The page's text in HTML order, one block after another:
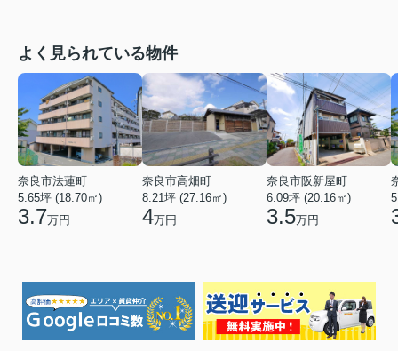
よく見られている物件
奈良市法蓮町
5.65坪 (18.70㎡)
3.7万円
奈良市高畑町
8.21坪 (27.16㎡)
4万円
奈良市阪新屋町
6.09坪 (20.16㎡)
3.5万円